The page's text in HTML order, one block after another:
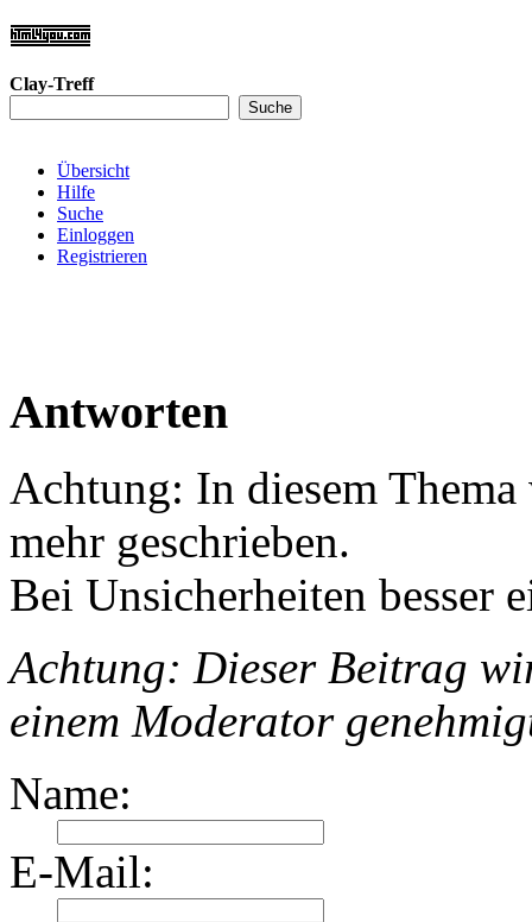
Clay-Treff
Übersicht
Hilfe
Suche
Einloggen
Registrieren
Antworten
Achtung: In diesem
mehr geschrieben.
Bei Unsicherheiten besser
Achtung: Dieser Beitrag
einem Moderator
Name:
E-Mail: